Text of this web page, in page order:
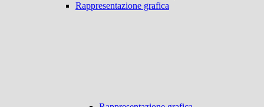
Rappresentazione grafica